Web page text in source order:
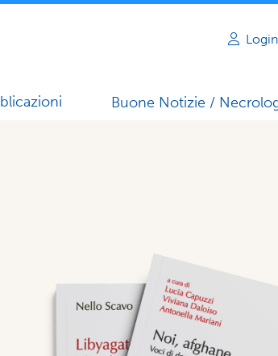
Login
Buone Notizie /